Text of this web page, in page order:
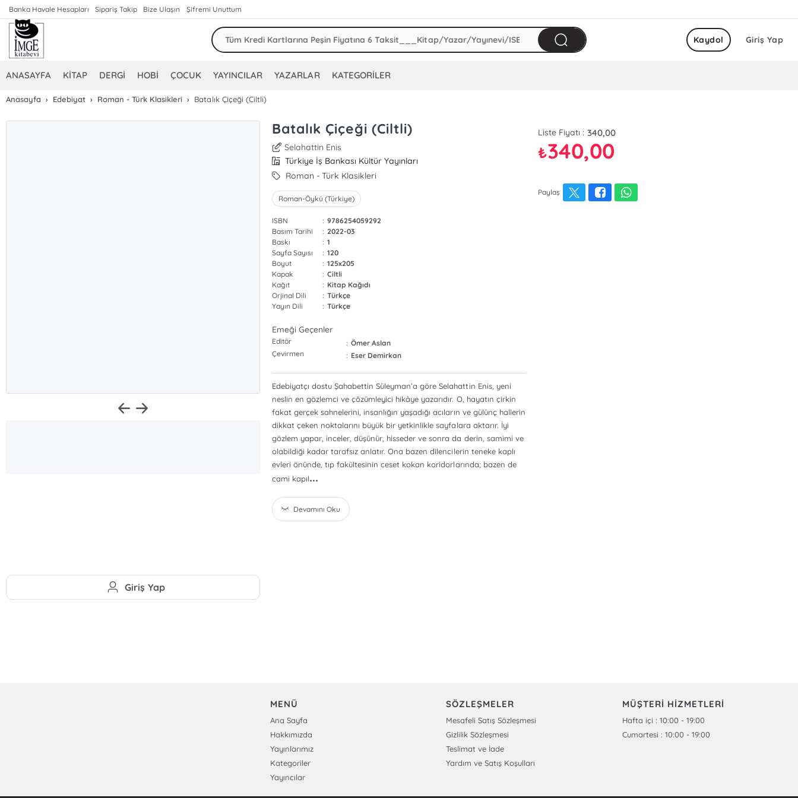
Banka Havale Hesapları Sipariş Takip Bize Ulaşın Şifremi Unuttum
Giriş Yap
Kaydol
ANASAYFA KİTAP DERGİ HOBİ ÇOCUK YAYINCILAR YAZARLAR KATEGORİLER
Anasayfa Edebiyat Roman - Türk Klasikleri Batalık Çiçeği (Ciltli)
Batalık Çiçeği (Ciltli)
Selahattin Enis
Türkiye İş Bankası Kültür Yayınları
Roman - Türk Klasikleri
Roman-Öykü (Türkiye)
ISBN : 9786254059292
Basım Tarihi
: 2022-03
Baskı
: 1
Sayfa Sayısı
: 120
Boyut
: 125x205
Kapak
: Ciltli
Kağıt
: Kitap Kağıdı
Orjinal Dili
: Türkçe
Yayın Dili
: Türkçe
Emeği Geçenler
Editör : Ömer Aslan
Çevirmen
: Eser Demirkan
Edebiyatçı dostu Şahabettin Süleyman’a göre Selahattin Enis, yeni
neslin en gözlemci ve çözümleyici hikâye yazarıdır. O, hayatın çirkin
fakat gerçek sahnelerini, insanlığın yaşadığı acıların ve gülünç hallerin
dikkat çeken noktalarını büyük bir yetkinlikle sayfalara aktarır. İyi
gözlem yapar, inceler, düşünür, hisseder ve sonra da derin, samimi ve
olabildiği kadar tarafsız anlatır. Ona bazen dilencilerin teneke kaplı
evleri önünde, tıp fakültesinin ceset kokan koridorlarında; bazen de
cami kapıl...
Devamını Oku
Liste Fiyatı : 340,00
₺340,00
Paylaş
Giriş Yap
MENÜ
Ana Sayfa
Hakkımızda
Yayınlarımız
Kategoriler
Yayıncılar
SÖZLEŞMELER
Mesafeli Satış Sözleşmesi
Gizlilik Sözleşmesi
Teslimat ve İade
Yardım ve Satış Koşulları
MÜŞTERİ HİZMETLERİ
Hafta içi : 10:00 - 19:00
Cumartesi : 10:00 - 19:00